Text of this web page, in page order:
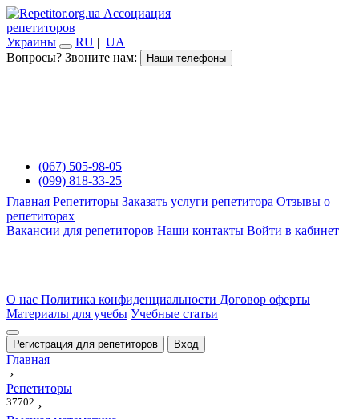
Ассоциация
репетиторов
Украины
RU | UA
Вопросы? Звоните нам:
Наши телефоны
(067) 505-98-05
(099) 818-33-25
Главная Репетиторы Заказать услуги репетитора Отзывы о
репетиторах
Вакансии для репетиторов Наши контакты Войти в кабинет
О нас Политика конфиденциальности Договор оферты
Материалы для учебы Учебные статьи
Регистрация для репетиторов Вход
Главная
›
Репетиторы
37702 ›